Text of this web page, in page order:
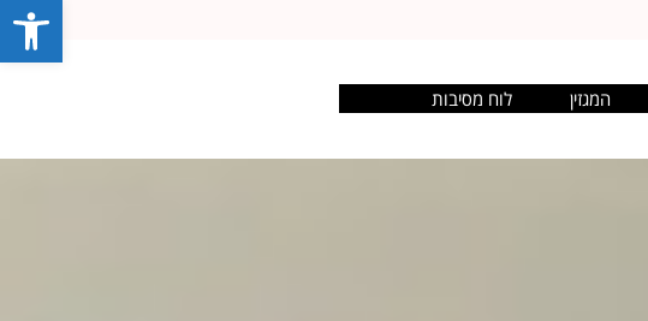
המגזין לוח מסיבות